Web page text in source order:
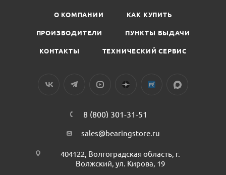
О КОМПАНИИ КАК КУПИТЬ
ПРОИЗВОДИТЕЛИ ПУНКТЫ ВЫДАЧИ
КОНТАКТЫ ТЕХНИЧЕСКИЙ СЕРВИС
8 (800) 301-31-51
sales@bearingstore.ru
404122, Волгоградская область, г.
Волжский, ул. Кирова, 19